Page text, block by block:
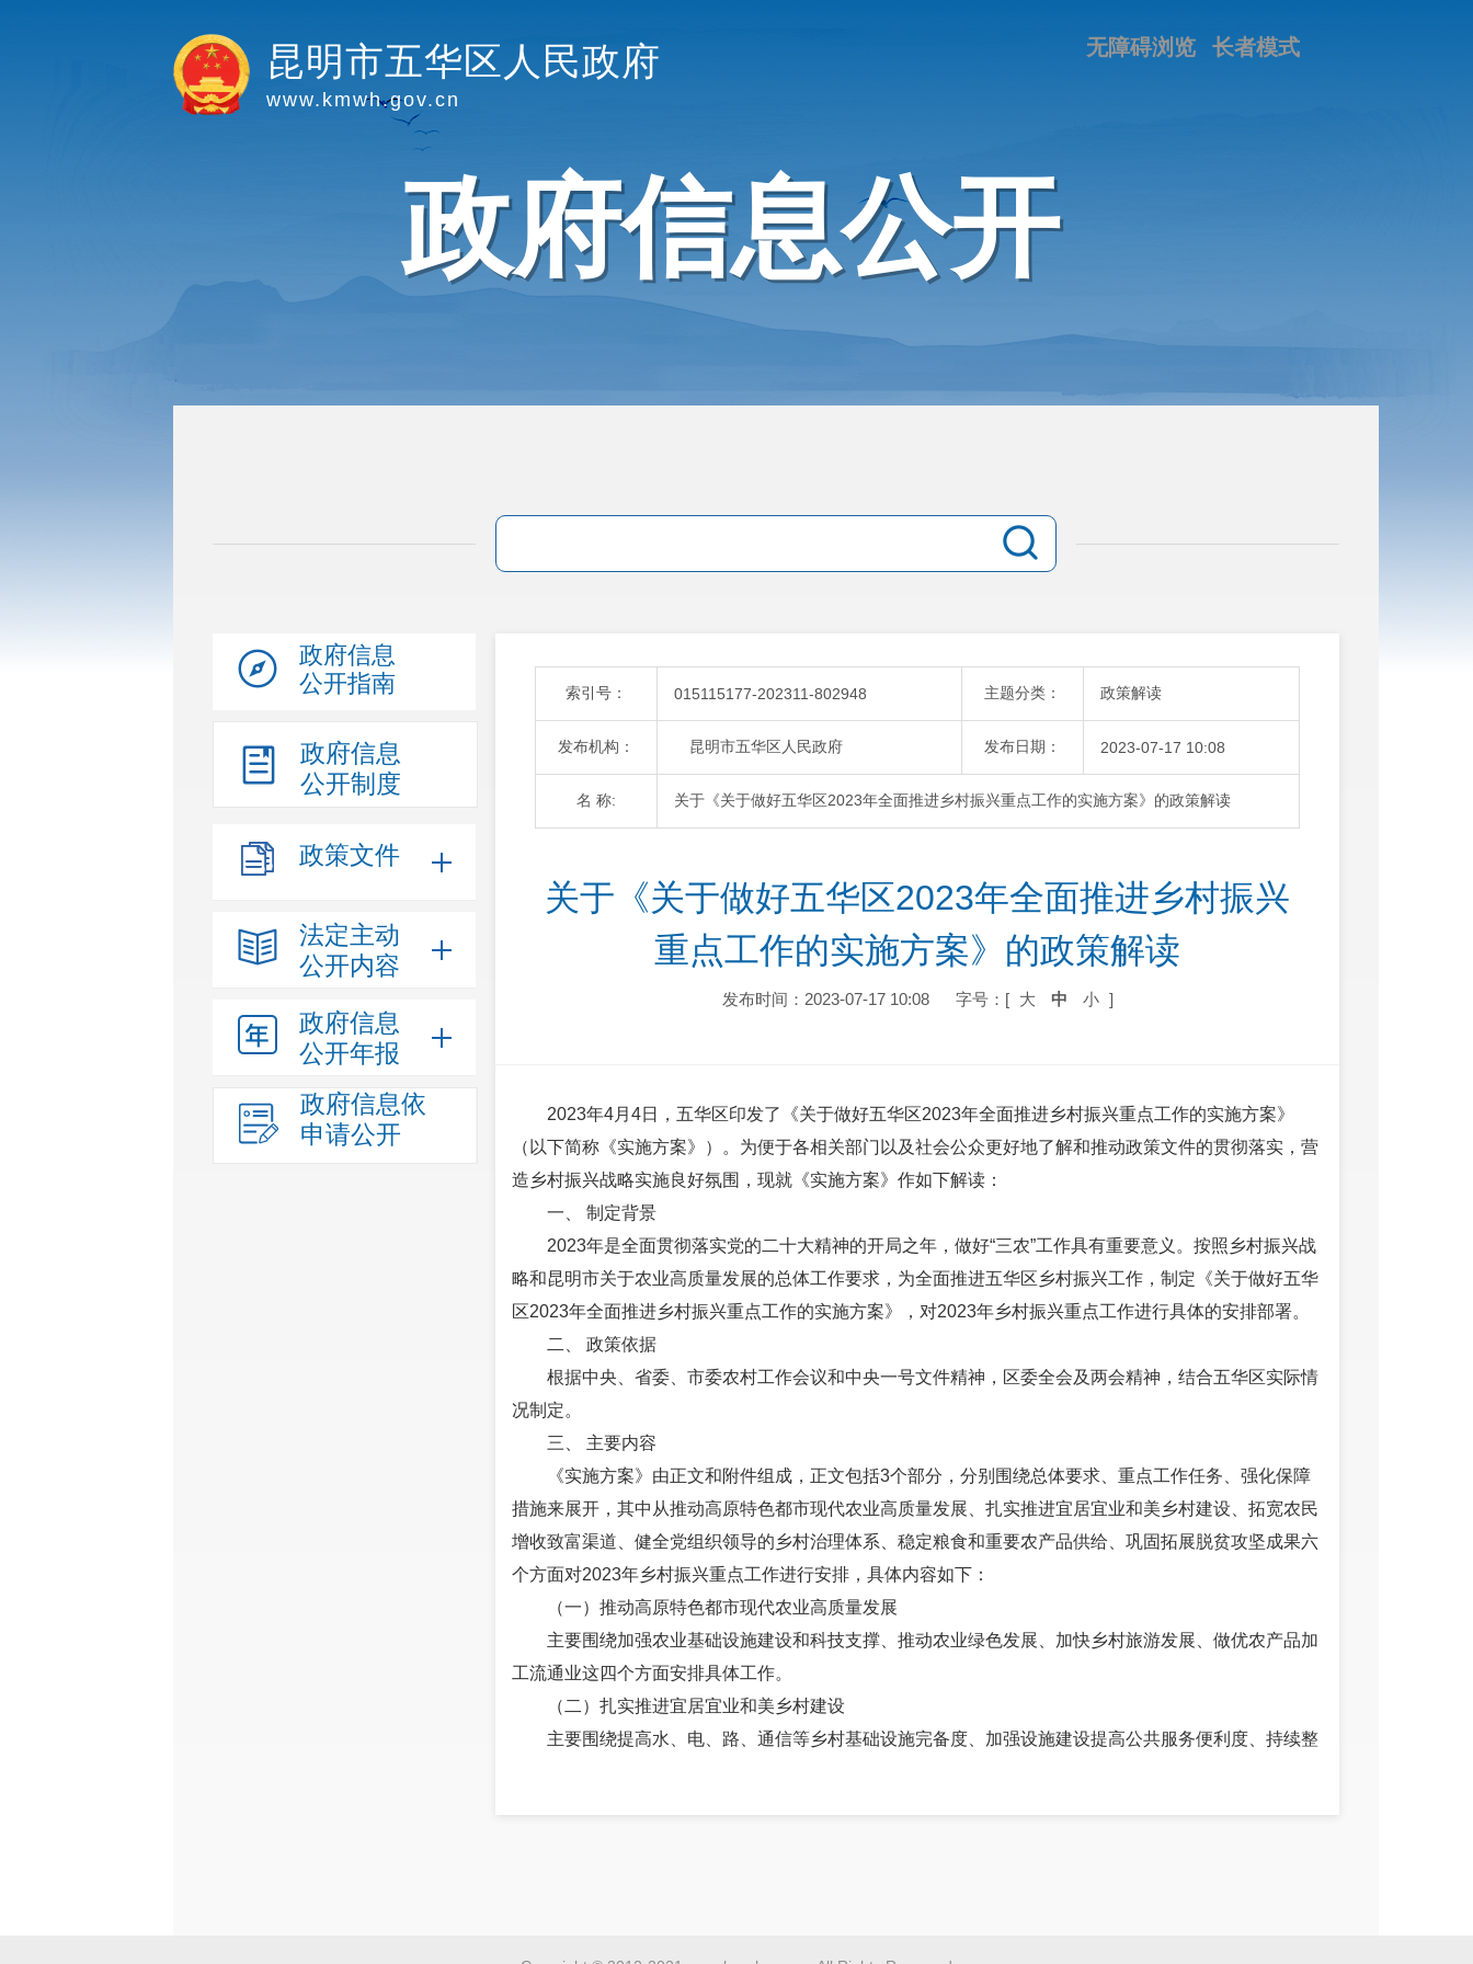
昆明市五华区人民政府
www.kmwh.gov.cn
长者模式
无障碍浏览
政府信息公开
政府信息
公开指南
政府信息
公开制度
政策文件
法定主动
公开内容
政府信息
公开年报
政府信息依
申请公开
索引号： 015115177-202311-802948 主题分类： 政策解读
发布机构： 昆明市五华区人民政府 发布日期： 2023-07-17 10:08
名 称: 关于《关于做好五华区2023年全面推进乡村振兴重点工作的实施方案》的政策解读
关于《关于做好五华区2023年全面推进乡村振兴
重点工作的实施方案》的政策解读
发布时间：2023-07-17 10:08 字号：[ 大 中 小 ]
2023年4月4日，五华区印发了《关于做好五华区2023年全面推进乡村振兴重点工作的实施方案》
（以下简称《实施方案》）。为便于各相关部门以及社会公众更好地了解和推动政策文件的贯彻落实，营
造乡村振兴战略实施良好氛围，现就《实施方案》作如下解读：
一、 制定背景
2023年是全面贯彻落实党的二十大精神的开局之年，做好“三农”工作具有重要意义。按照乡村振兴战
略和昆明市关于农业高质量发展的总体工作要求，为全面推进五华区乡村振兴工作，制定《关于做好五华
区2023年全面推进乡村振兴重点工作的实施方案》，对2023年乡村振兴重点工作进行具体的安排部署。
二、 政策依据
根据中央、省委、市委农村工作会议和中央一号文件精神，区委全会及两会精神，结合五华区实际情
况制定。
三、 主要内容
《实施方案》由正文和附件组成，正文包括3个部分，分别围绕总体要求、重点工作任务、强化保障
措施来展开，其中从推动高原特色都市现代农业高质量发展、扎实推进宜居宜业和美乡村建设、拓宽农民
增收致富渠道、健全党组织领导的乡村治理体系、稳定粮食和重要农产品供给、巩固拓展脱贫攻坚成果六
个方面对2023年乡村振兴重点工作进行安排，具体内容如下：
（一）推动高原特色都市现代农业高质量发展
主要围绕加强农业基础设施建设和科技支撑、推动农业绿色发展、加快乡村旅游发展、做优农产品加
工流通业这四个方面安排具体工作。
（二）扎实推进宜居宜业和美乡村建设
主要围绕提高水、电、路、通信等乡村基础设施完备度、加强设施建设提高公共服务便利度、持续整